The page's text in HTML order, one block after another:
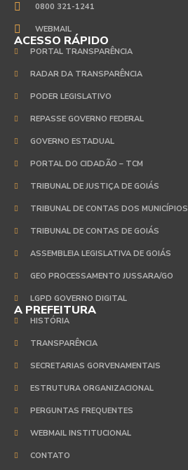
0800 321-1241
WEBMAIL
ACESSO RÁPIDO
PORTAL TRANSPARÊNCIA
RADAR DA TRANSPARÊNCIA
PODER LEGISLATIVO
REPASSE GOVERNO FEDERAL
GOVERNO ESTADUAL
PORTAL DO CIDADÃO – TCM
TRIBUNAL DE JUSTIÇA DE GOIÁS
TRIBUNAL DE CONTAS DOS MUNICÍPIOS
TRIBUNAL DE CONTAS DE GOIÁS
ASSEMBLEIA LEGISLATIVA DE GOIÁS
GEO PROCESSAMENTO JUSSARA/GO
LGPD GOVERNO DIGITAL
A PREFEITURA
HISTÓRIA
TRANSPARÊNCIA
SECRETARIAS GORVENAMENTAIS
ESTRUTURA ORGANIZACIONAL
PERGUNTAS FREQUENTES
WEBMAIL INSTITUCIONAL
CONTATO